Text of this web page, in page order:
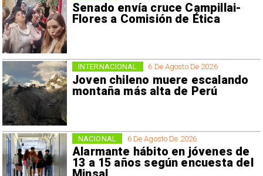
Senado envía cruce Campillai-
Flores a Comisión de Ética
6 De Agosto De 2026
Joven chileno muere escalando
montaña más alta de Perú
INTERNACIONAL
6 De Agosto De 2026
Alarmante hábito en jóvenes de
13 a 15 años según encuesta del
NACIONAL